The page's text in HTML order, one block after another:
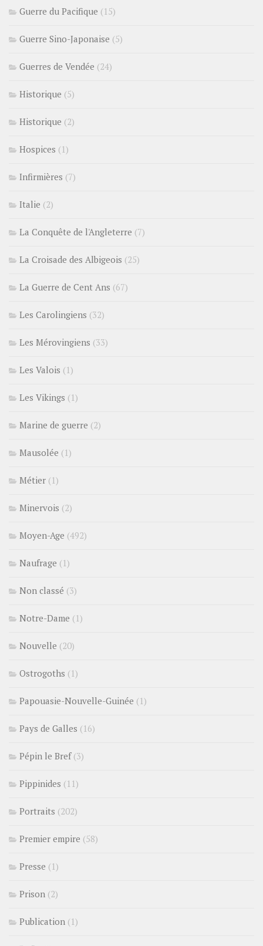
Guerre du Pacifique (15)
Guerre Sino-Japonaise (5)
Guerres de Vendée (24)
Historique (5)
Historique (2)
Hospices (1)
Infirmières (7)
Italie (2)
La Conquête de l'Angleterre (7)
La Croisade des Albigeois (25)
La Guerre de Cent Ans (67)
Les Carolingiens (32)
Les Mérovingiens (33)
Les Valois (1)
Les Vikings (1)
Marine de guerre (2)
Mausolée (1)
Métier (1)
Minervois (2)
Moyen-Age (492)
Naufrage (1)
Non classé (3)
Notre-Dame (1)
Nouvelle (20)
Ostrogoths (1)
Papouasie-Nouvelle-Guinée (1)
Pays de Galles (16)
Pépin le Bref(3)
Pippinides (11)
Portraits (202)
Premier empire (58)
Presse (1)
Prison (2)
Publication (1)